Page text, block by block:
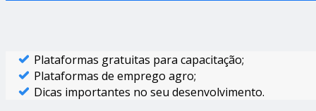
Plataformas gratuitas para capacitação;
Plataformas de emprego agro;
Dicas importantes no seu desenvolvimento.